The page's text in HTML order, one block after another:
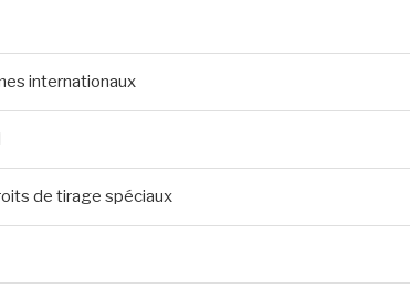
internationaux
de tirage spéciaux